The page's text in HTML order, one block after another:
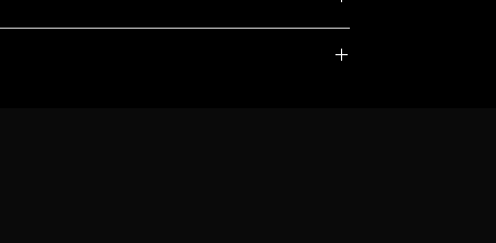
with the listed products, it is only used for the
own manufactured, “ad” means authorised